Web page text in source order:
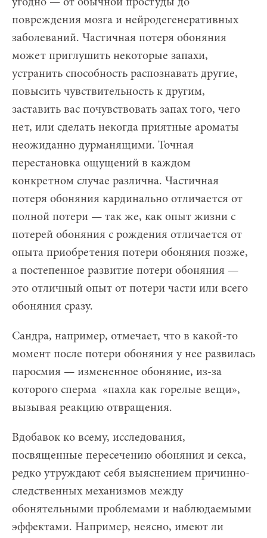
повреждения мозга и нейродегенеративных
заболеваний. Частичная потеря обоняния
может приглушить некоторые запахи,
устранить способность распознавать другие,
повысить чувствительность к другим,
заставить вас почувствовать запах того, чего
нет, или сделать некогда приятные ароматы
неожиданно дурманящими. Точная
перестановка ощущений в каждом
конкретном случае различна. Частичная
потеря обоняния кардинально отличается от
полной потери — так же, как опыт жизни с
потерей обоняния с рождения отличается от
опыта приобретения потери обоняния позже,
а постепенное развитие потери обоняния —
это отличный опыт от потери части или всего
обоняния сразу.
Сандра, например, отмечает, что в какой-то
момент после потери обоняния у нее развилась
паросмия — измененное обоняние, из-за
которого сперма «пахла как горелые вещи»,
вызывая реакцию отвращения.
Вдобавок ко всему, исследования,
посвященные пересечению обоняния и секса,
редко утруждают себя выяснением причинно-
следственных механизмов между
обонятельными проблемами и наблюдаемыми
эффектами. Например, неясно, имеют ли